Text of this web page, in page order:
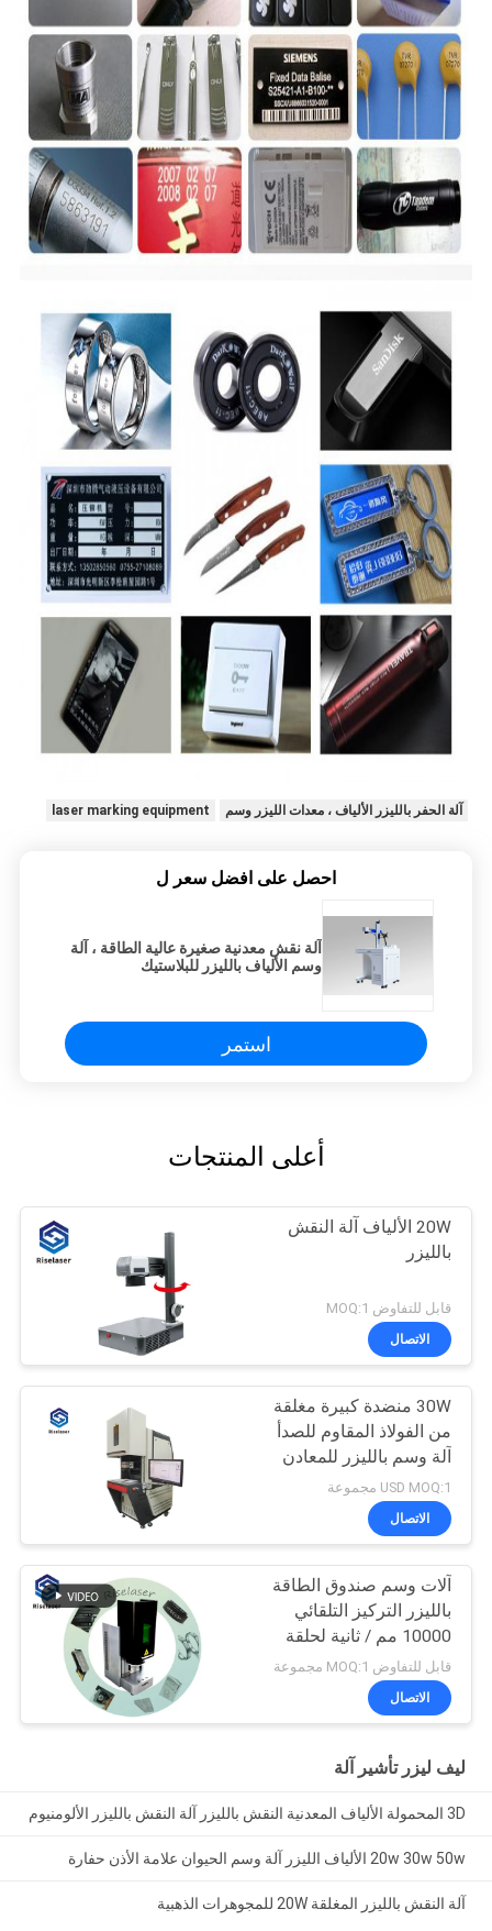
آلة الحفر بالليزر الألياف ، معدات الليزر وسم laser marking equipment
احصل على افضل سعر ل
آلة نقش معدنية صغيرة عالية الطاقة ، آلة
وسم الألياف بالليزر للبلاستيك
استمر
أعلى المنتجات
20W الألياف آلة النقش
بالليزر
قابل للتفاوض MOQ:1
الاتصال
30W منضدة كبيرة مغلقة
من الفولاذ المقاوم للصدأ
آلة وسم بالليزر للمعادن
USD MOQ:1 مجموعة
الاتصال
آلات وسم صندوق الطاقة
بالليزر التركيز التلقائي
10000 مم / ثانية لحلقة
المجوهرات
قابل للتفاوض MOQ:1 مجموعة
الاتصال
ليف ليزر تأشير آلة
3D المحمولة الألياف المعدنية النقش بالليزر آلة النقش بالليزر الألومنيوم
20w 30w 50w الألياف الليزر آلة وسم الحيوان علامة الأذن حفارة
آلة النقش بالليزر المغلقة 20W للمجوهرات الذهبية